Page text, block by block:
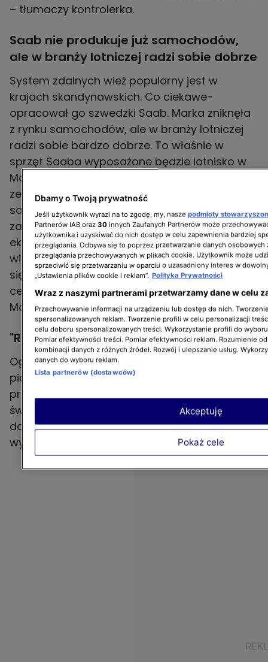
– tłumaczy kontrolerka.
Saab nie produkuje już samochodów,
ale w branży lotniczej radzi sobie dobrze
System zdalnych wież popularny jest w
krajach skandynawskich. Co ciekawe-
opracował go szwedzki Saab. Marka zniknęła
z rynku samochodów, ale w branży lotniczej
radzi sobie bardzo dobrze. To właśnie w
sprzęt Saaba wyposażone będzie lotnisko w
Modlinie. - Te kamery są tak wysokiej jakości
ze kontroler ruchu może zobaczyć muchę na
samolocie czy też różnego rodzaju
zanieczyszczenia na pasie startowym. – mówi
ekspert lotniczy Janusz Janiszewski. Zdalna
wieża może obsługiwać lotniska znajdujące
się setki, a nawet tysiące kilometrów od
centrali. Nowy system ma ruszyć na lotnisku w
Modlinie na początku 2027 roku.
"Raport Turbo" - gdzie i kiedy oglądać?
Oglądaj "Raport Turbo" od poniedziałku do
piątku o 18:00 i 22:00 na kanale TVN Turbo. W
programie zawsze najnowsze doniesienia ze
świata motoryzacji i techniki. Codziennie nowa
dawka informacji o premierach, rajdach i
wyścigach i najważniejszych wydarzeniach.
Dbamy o Twoją prywatność
Jeśli użytkownik wyrazi na to zgodę, my, nasze podmioty
Partnerów IAB oraz 30 innych Zaufanych Partnerów może
użytkownika i uzyskiwać do nich dostęp w celu zapewnienia bardziej
przeglądania. Odbywa się to poprzez przetwarzanie danych osobowych
przeglądania przechowywanych w plikach cookie. Użytkownik może
sprzeciwić się przetwarzaniu w oparciu o uzasadniony interes w
„Ustawienia plików cookie i reklam”. Polityka Prywatności
Wraz z naszymi partnerami przetwarzamy dane w celu
Przechowywanie informacji na urządzeniu lub dostęp do nich.
spersonalizowanych reklam. Tworzenie profili w celu personalizacji
celu doboru spersonalizowanych treści. Wykorzystanie profili do
Pomiar efektywności treści. Pomiar efektywności reklam. Rozumienie
kombinacji danych z różnych źródeł. Rozwój i ulepszanie usług.
danych do wyboru reklam.
Lista partnerów (dostawców)
Pokaż cele
Akceptuję